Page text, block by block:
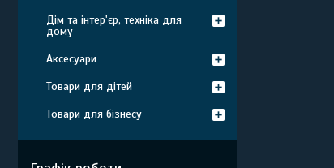
Дім та інтер'єр, техніка для
дому
Аксесуари
Товари для дітей
Товари для бізнесу